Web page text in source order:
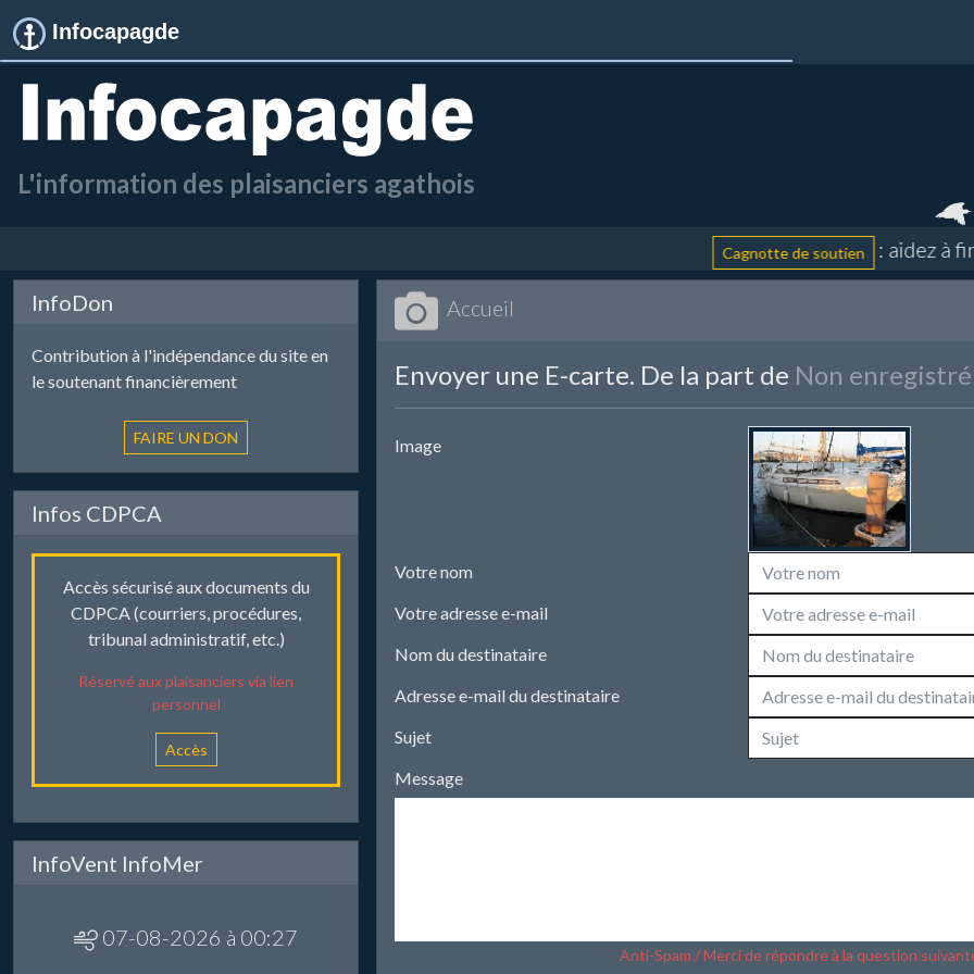
Infocapagde
L'information des plaisanciers agathois
Cagnotte de soutien : aidez à
InfoDon
Contribution à l'indépendance du site en
le soutenant financièrement
Infos CDPCA
Accès sécurisé aux documents du
CDPCA (courriers, procédures,
tribunal administratif, etc.)
Réservé aux plaisanciers via lien
personnel
Accès
InfoVent InfoMer
07-08-2026 à 00:27
Accueil
Envoyer une E-carte. De la part de Non enregistré
Image
Votre nom
Votre adresse e-mail
Nom du destinataire
Adresse e-mail du destinataire
Sujet
Message
Anti-Spam / Merci de répondre à la question